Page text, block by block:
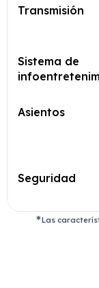
Transmisión
Sistema de
Asientos
Seguridad
Las